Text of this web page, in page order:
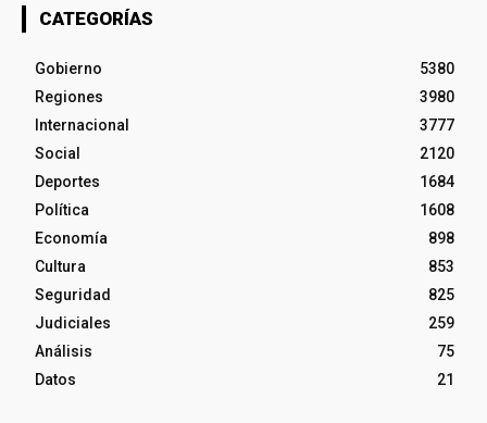
CATEGORÍAS
Gobierno
5380
Regiones
3980
Internacional
3777
Social
2120
Deportes
1684
Política
1608
Economía
898
Cultura
853
Seguridad
825
Judiciales
259
Análisis
75
Datos
21